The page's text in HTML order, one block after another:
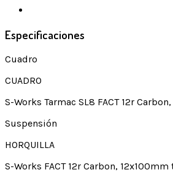
Especificaciones
Cuadro
CUADRO
S-Works Tarmac SL8 FACT 12r
Suspensión
HORQUILLA
S-Works FACT 12r Carbon,